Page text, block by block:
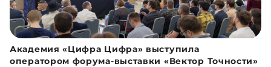
Академия «Цифра Цифра» выступила
оператором форума-выставки «Вектор Точности»